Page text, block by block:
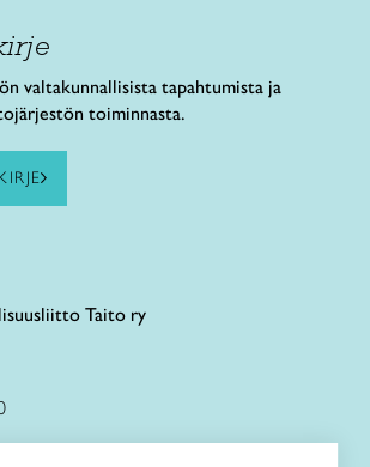
valtakunnallisista tapahtumista ja
toiminnasta.
Taito ry